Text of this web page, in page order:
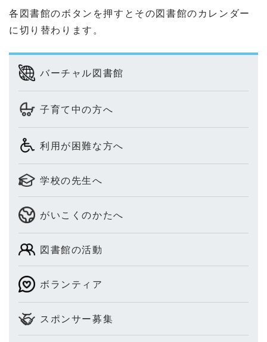
各図書館のボタンを押すとその図書館のカレンダー
に切り替わります。
バーチャル図書館
子育て中の方へ
利用が困難な方へ
学校の先生へ
がいこくのかたへ
図書館の活動
ボランティア
スポンサー募集